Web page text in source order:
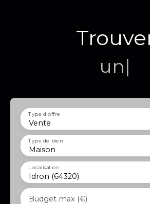
un terra
Vente
Type d'offre
Maison
Type de bien
Idron (64320)
Localisation
Budget max (€)